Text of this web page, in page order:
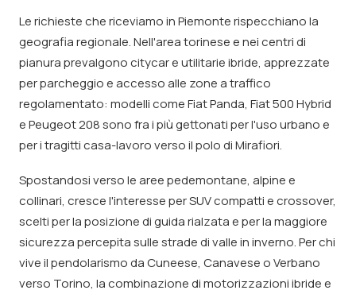
Le richieste che riceviamo in Piemonte rispecchiano la
geografia regionale. Nell'area torinese e nei centri di
pianura prevalgono citycar e utilitarie ibride, apprezzate
per parcheggio e accesso alle zone a traffico
regolamentato: modelli come Fiat Panda, Fiat 500 Hybrid
e Peugeot 208 sono fra i più gettonati per l'uso urbano e
per i tragitti casa-lavoro verso il polo di Mirafiori.
Spostandosi verso le aree pedemontane, alpine e
collinari, cresce l'interesse per SUV compatti e crossover,
scelti per la posizione di guida rialzata e per la maggiore
sicurezza percepita sulle strade di valle in inverno. Per chi
vive il pendolarismo da Cuneese, Canavese o Verbano
verso Torino, la combinazione di motorizzazioni ibride e